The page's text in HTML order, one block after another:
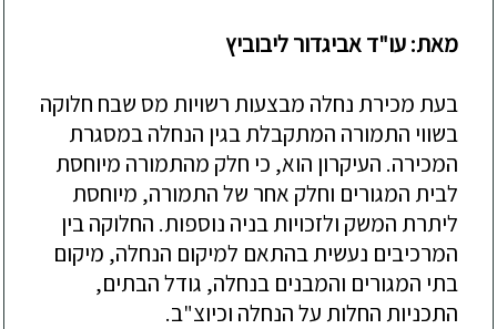
מאת: עו"ד אביגדור ליבוביץ
בעת מכירת נחלה מבצעות רשויות מס שבח חלוקה
בשווי התמורה המתקבלת בגין הנחלה במסגרת
המכירה. העיקרון הוא, כי חלק מהתמורה מיוחסת
לבית המגורים וחלק אחר של התמורה, מיוחסת
ליתרת המשק ולזכויות בניה נוספות. החלוקה בין
המרכיבים נעשית בהתאם למיקום הנחלה, מיקום
בתי המגורים והמבנים בנחלה, גודל הבתים,
התכניות החלות על הנחלה וכיוצ"ב.